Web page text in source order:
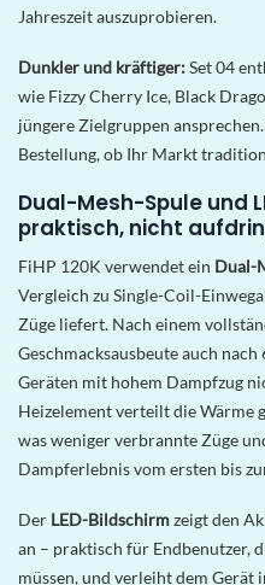
Jahreszeit auszuprobieren.
Dunkler und kräftiger:Set 04
wie Fizzy Cherry Ice, Black
jüngere Zielgruppen
Bestellung, ob Ihr Markt
Dual-Mesh-Spule und
praktisch, nicht
FiHP 120K verwendet ein Dual-
Vergleich zu Single-Coil-
Züge liefert. Nach einem
Geschmacksausbeute auch
Geräten mit hohem Dampfzug
Heizelement verteilt die Wärme
was weniger verbrannte Züge
Dampferlebnis vom ersten bis
Der LED-Bildschirmzeigt den
an – praktisch für Endbenutzer,
müssen, und verleiht dem Gerät